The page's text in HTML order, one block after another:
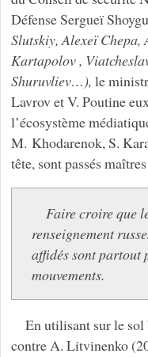
Défense Sergueï
Slutskiy, Alexeï Chepa,
Kartapolov ,
Shuruvliev…), le
Lavrov et V. Poutine
l’écosystème
M. Khodarenok, S.
tête, sont passés
Faire croire que
renseignement
affidés sont partout
mouvements.
En utilisant sur le
contre A. Litvinenko